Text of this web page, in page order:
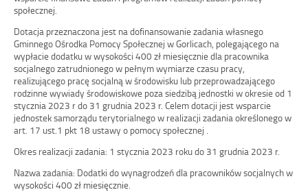
społecznej.
Dotacja przeznaczona jest na dofinansowanie zadania własnego
Gminnego Ośrodka Pomocy Społecznej w Gorlicach, polegającego na
wypłacie dodatku w wysokości 400 zł miesięcznie dla pracownika
socjalnego zatrudnionego w pełnym wymiarze czasu pracy,
realizującego pracę socjalną w środowisku lub przeprowadzającego
rodzinne wywiady środowiskowe poza siedzibą jednostki w okresie od 1
stycznia 2023 r do 31 grudnia 2023 r. Celem dotacji jest wsparcie
jednostek samorządu terytorialnego w realizacji zadania określonego w
art. 17 ust.1 pkt 18 ustawy o pomocy społecznej .
Okres realizacji zadania: 1 stycznia 2023 roku do 31 grudnia 2023 r.
Nazwa zadania: Dodatki do wynagrodzeń dla pracowników socjalnych w
wysokości 400 zł miesięcznie.